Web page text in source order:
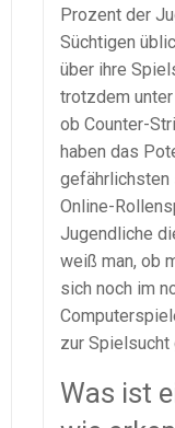
Prozent der
Süchtigen
über ihre
trotzdem
ob Counter-
haben das
gefährlichsten
Online-
Jugendliche
weiß man, ob
sich noch im
zur Spielsucht
Was ist